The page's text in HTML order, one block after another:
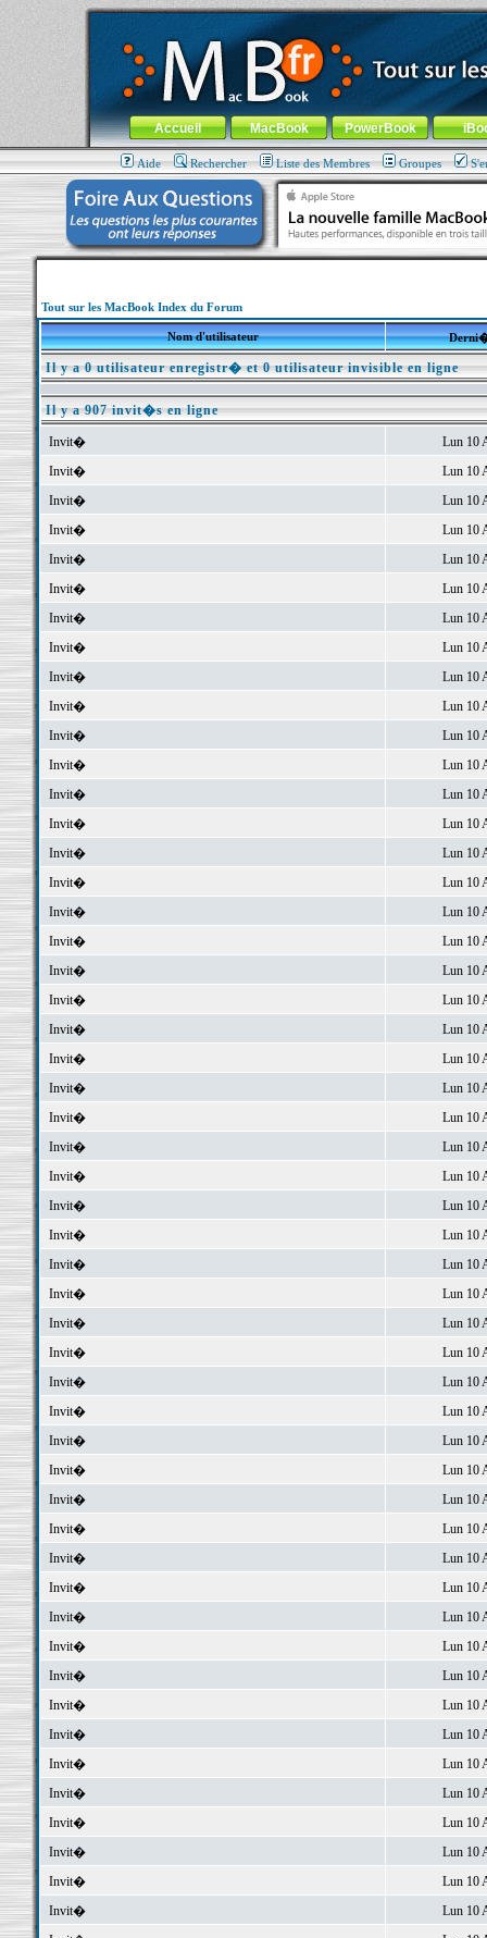
MacBook-fr.com : 100% Apple... 100% nomade !
Aller au contenu-Aller au menu général-Aller au menu de
Menu général
Accueil MacBook PowerBook
Aide Rechercher Liste des Membres Groupes
Tout sur les MacBook Index du Forum
Nom d'utilisateur
Il y a 0 utilisateur enregistr� et 0 utilisateur invisible en ligne
Il y a 907 invit�s en ligne
Invit�
Lun 10
Invit�
Lun 10
Invit�
Lun 10
Invit�
Lun 10
Invit�
Lun 10
Invit�
Lun 10
Invit�
Lun 10
Invit�
Lun 10
Invit�
Lun 10
Invit�
Lun 10
Invit�
Lun 10
Invit�
Lun 10
Invit�
Lun 10
Invit�
Lun 10
Invit�
Lun 10
Invit�
Lun 10
Invit�
Lun 10
Invit�
Lun 10
Invit�
Lun 10
Invit�
Lun 10
Invit�
Lun 10
Invit�
Lun 10
Invit�
Lun 10
Invit�
Lun 10
Invit�
Lun 10
Invit�
Lun 10
Invit�
Lun 10
Invit�
Lun 10
Invit�
Lun 10
Invit�
Lun 10
Invit�
Lun 10
Invit�
Lun 10
Invit�
Lun 10
Invit�
Lun 10
Invit�
Lun 10
Invit�
Lun 10
Invit�
Lun 10
Invit�
Lun 10
Invit�
Lun 10
Invit�
Lun 10
Invit�
Lun 10
Invit�
Lun 10
Invit�
Lun 10
Invit�
Lun 10
Invit�
Lun 10
Invit�
Lun 10
Invit�
Lun 10
Invit�
Lun 10
Invit�
Lun 10
Invit�
Lun 10
Invit�
Lun 10